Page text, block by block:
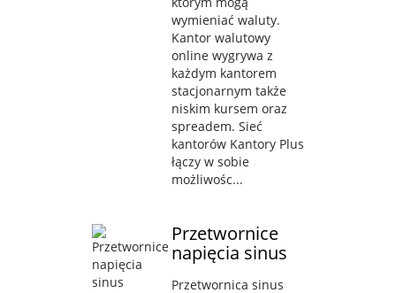
wymieniać waluty.
Kantor walutowy
online wygrywa z
każdym kantorem
stacjonarnym także
niskim kursem oraz
spreadem. Sieć
kantorów Kantory Plus
łączy w sobie
możliwośc...
Przetwornice
napięcia sinus
Przetwornica sinus